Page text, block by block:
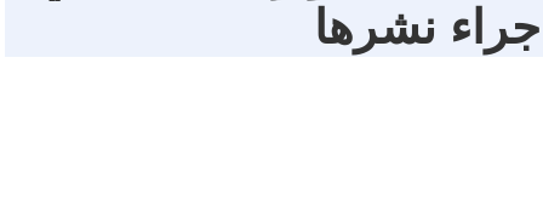
جراء نشرها